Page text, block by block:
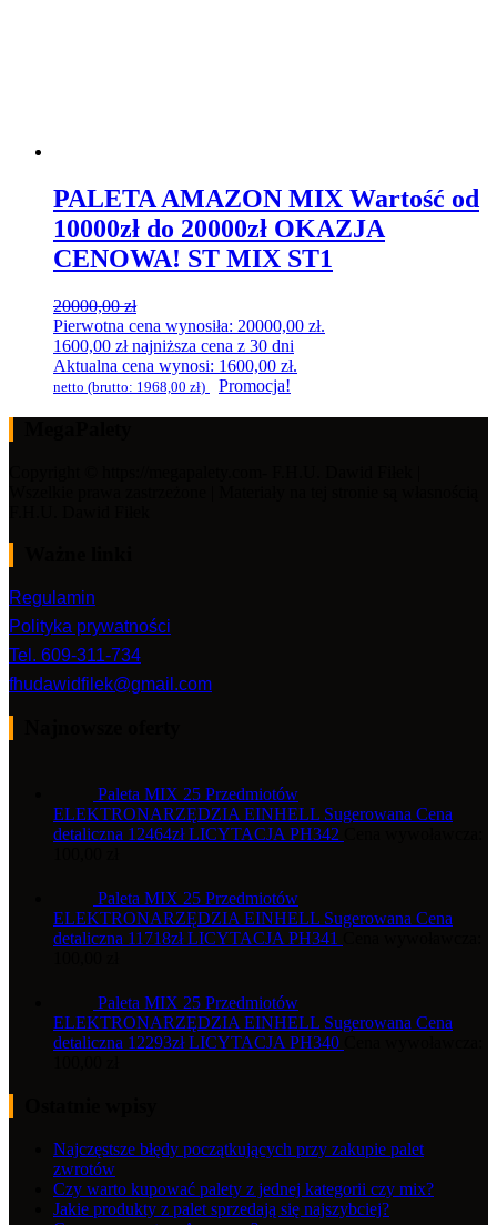
PALETA AMAZON MIX Wartość od
10000zł do 20000zł OKAZJA
CENOWA! ST MIX ST1
20000,00zł
Pierwotna cena wynosiła: 20000,00 zł.
1600,00 złnajniższa cena z 30 dni
Aktualna cena wynosi: 1600,00 zł.
netto (brutto: 1968,00 zł) Promocja!
Regulamin
Polityka prywatności
Tel. 609-311-734
fhudawidfilek@gmail.com
Paleta MIX 25 Przedmiotów
ELEKTRONARZĘDZIA EINHELL Sugerowana Cena
detaliczna 12464zł LICYTACJA PH342
Paleta MIX 25 Przedmiotów
ELEKTRONARZĘDZIA EINHELL Sugerowana Cena
detaliczna 11718zł LICYTACJA PH341
Paleta MIX 25 Przedmiotów
ELEKTRONARZĘDZIA EINHELL Sugerowana Cena
detaliczna 12293zł LICYTACJA PH340
Najczęstsze błędy początkujących przy zakupie palet
zwrotów
Czy warto kupować palety z jednej kategorii czy mix?
Jakie produkty z palet sprzedają się najszybciej?